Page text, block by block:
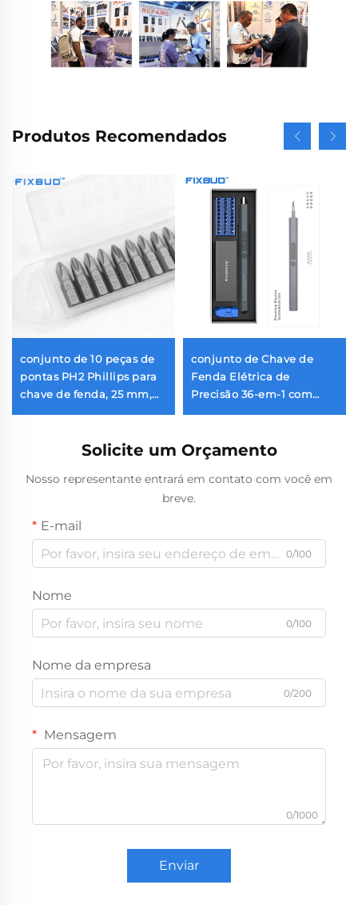
Produtos Recomendados
conjunto de 10 peças de
pontas PH2 Phillips para
chave de fenda, 25 mm,
em liga S2 magnética,
resistente ao impacto
conjunto de Chave de
Fenda Elétrica de
Precisão 36-em-1 com
Torque Duplo
Solicite um Orçamento
Nosso representante entrará em contato com você em
breve.
E-mail
0/100
Nome
0/100
Nome da empresa
0/200
Mensagem
0/1000
Enviar